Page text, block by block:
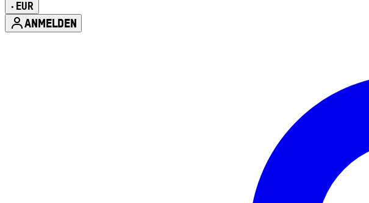
• EUR
ANMELDEN